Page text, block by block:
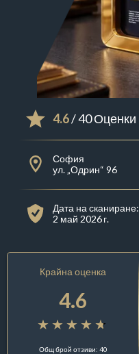
4.6/ 40 Оценки
София
ул. „Одрин“ 96
Дата на сканиране:
2 май 2026 г.
Крайна оценка
4.6
Общ брой отзиви: 40